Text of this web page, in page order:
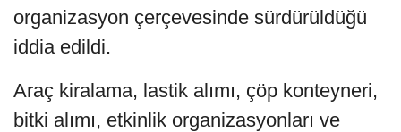
organizasyon çerçevesinde sürdürüldüğü
iddia edildi.
Araç kiralama, lastik alımı, çöp konteyneri,
bitki alımı, etkinlik organizasyonları ve